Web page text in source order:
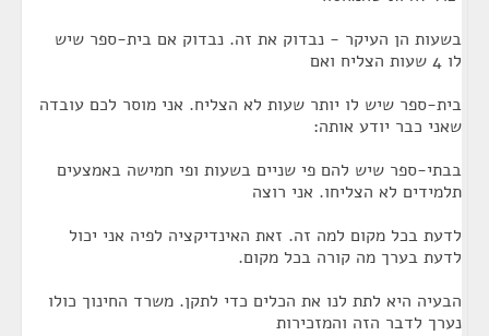
בשעות הן העיקר - נבדוק את זה. נבדוק אם בית-ספר שיש
לו 4 שעות הצליח ואם
בית-ספר שיש לו יותר שעות לא הצליח. אני מוסר לכם עובדה
שאני כבר יודע אותה:
בבתי-ספר שיש להם פי שניים בשעות ופי חמישה באמצעים
תלמידים לא הצליחו. אני רוצה
לדעת בכל מקום למה זה. זאת האינדיקציה לפיה אני יכול
לדעת בערך מה קורה בכל מקום.
הבעיה היא לתת לנו את הכלים כדי לתקן. משרד החינוך כולו
נערך לדבר הזה והמזכירות